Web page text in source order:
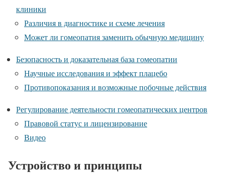
клиники
Различия в диагностике и схеме лечения
Может ли гомеопатия заменить обычную медицину
Безопасность и доказательная база гомеопатии
Научные исследования и эффект плацебо
Противопоказания и возможные побочные действия
Регулирование деятельности гомеопатических центров
Правовой статус и лицензирование
Видео
Устройство и принципы